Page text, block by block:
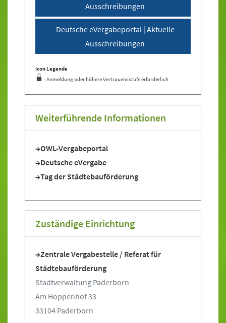
Ausschreibungen
Deutsche eVergabeportal | Aktuelle
Ausschreibungen
Icon Legende
- Anmeldung oder höhere Vertrauensstufe erforderlich
Weiterführende Informationen
OWL-Vergabeportal
Deutsche eVergabe
Tag der Städtebauförderung
Zuständige Einrichtung
Zentrale Vergabestelle / Referat für
Städtebauförderung
Stadtverwaltung Paderborn
Am Hoppenhof 33
33104 Paderborn